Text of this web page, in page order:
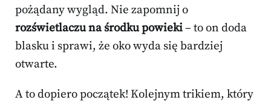
pożądany wygląd. Nie zapomnij o
rozświetlaczu na środku powieki– to on doda
blasku i sprawi, że oko wyda się bardziej
otwarte.
A to dopiero początek! Kolejnym trikiem, który